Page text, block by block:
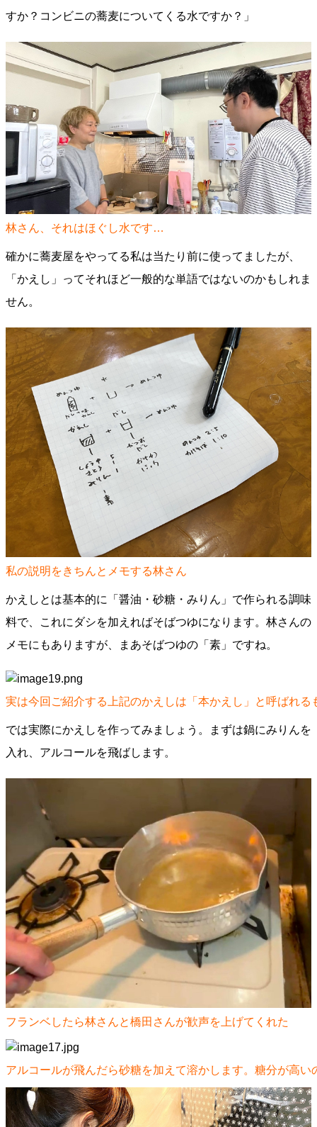
すか？コンビニの蕎麦についてくる水ですか？」
林さん、それはほぐし水です…
確かに蕎麦屋をやってる私は当たり前に使ってましたが、
「かえし」ってそれほど一般的な単語ではないのかもしれま
せん。
私の説明をきちんとメモする林さん
かえしとは基本的に「醤油・砂糖・みりん」で作られる調味
料で、これにダシを加えればそばつゆになります。林さんの
メモにもありますが、まあそばつゆの「素」ですね。
実は今回ご紹介する上記のかえしは「本かえし」と呼ばれ
では実際にかえしを作ってみましょう。まずは鍋にみりんを
入れ、アルコールを飛ばします。
フランベしたら林さんと橋田さんが歓声を上げてくれた
アルコールが飛んだら砂糖を加えて溶かします。糖分が高い